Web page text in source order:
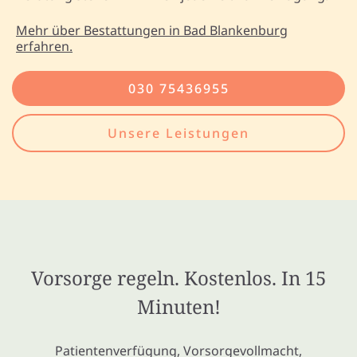
Mehr über Bestattungen in Bad Blankenburg
erfahren.
030 75436955
Unsere Leistungen
Vorsorge regeln. Kostenlos. In 15
Minuten!
Patientenverfügung, Vorsorgevollmacht,